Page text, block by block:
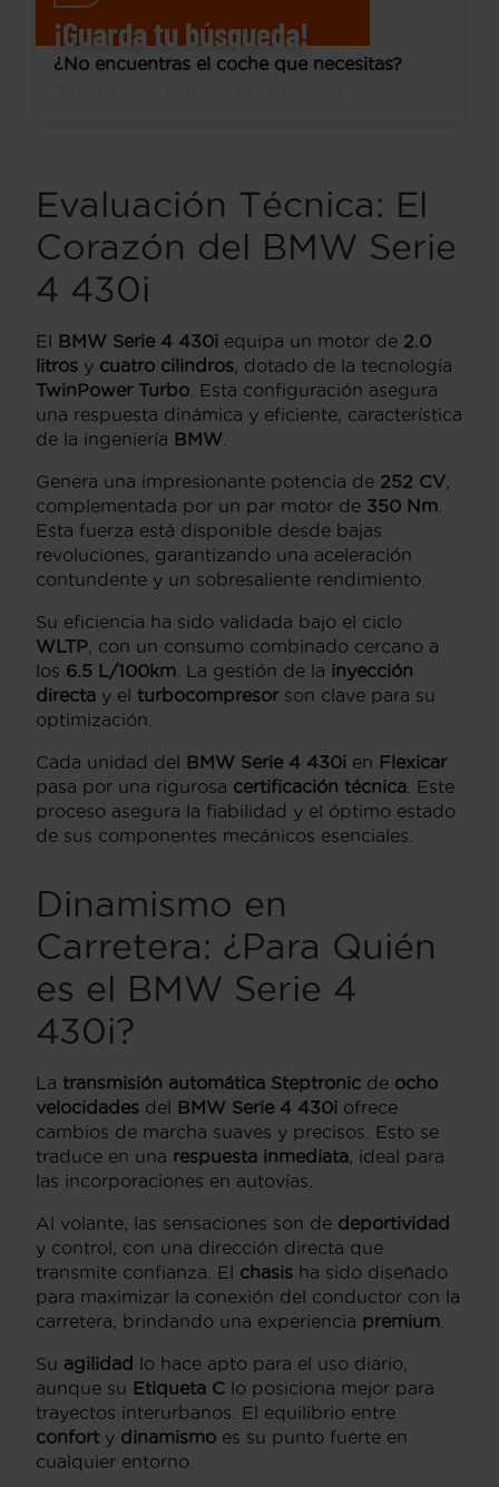
¡Guarda tu búsqueda!
¿No encuentras el coche que necesitas?
Evaluación Técnica: El
Corazón del BMW Serie
4 430i
El BMW Serie 4 430i equipa un motor de 2.0
litros y cuatro cilindros, dotado de la tecnología
TwinPower Turbo . Esta configuración asegura
una respuesta dinámica y eficiente, característica
de la ingeniería BMW
Genera una impresionante potencia de 252 CV,
complementada por un par motor de 350 Nm
Esta fuerza está disponible desde bajas
revoluciones, garantizando una aceleración
contundente y un sobresaliente rendimiento.
Su eficiencia ha sido validada bajo el ciclo
WLTP, con un consumo combinado cercano a
los 6.5 L/100km . La gestión de la inyección
directa y el turbocompresorson clave para su
optimización.
Cada unidad del BMW Serie 4 430i en Flexicar
pasa por una rigurosa certificación técnica . Este
proceso asegura la fiabilidad y el óptimo estado
de sus componentes mecánicos esenciales.
Dinamismo en
Carretera: ¿Para Quién
es el BMW Serie 4
430i?
La transmisión automática Steptronic de ocho
velocidades del BMW Serie 4 430i ofrece
cambios de marcha suaves y precisos. Esto se
traduce en una respuesta inmediata, ideal para
las incorporaciones en autovías.
Al volante, las sensaciones son de deportividad
y control, con una dirección directa que
transmite confianza. El chasis ha sido diseñado
para maximizar la conexión del conductor con la
carretera, brindando una experiencia premium
Su agilidad lo hace apto para el uso diario,
aunque su Etiqueta C lo posiciona mejor para
trayectos interurbanos. El equilibrio entre
confort y dinamismo es su punto fuerte en
cualquier entorno.